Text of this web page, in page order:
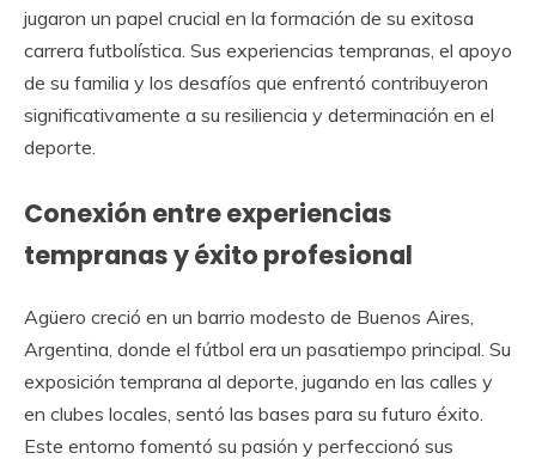
jugaron un papel crucial en la formación de su exitosa
carrera futbolística. Sus experiencias tempranas, el apoyo
de su familia y los desafíos que enfrentó contribuyeron
significativamente a su resiliencia y determinación en el
deporte.
Conexión entre experiencias
tempranas y éxito profesional
Agüero creció en un barrio modesto de Buenos Aires,
Argentina, donde el fútbol era un pasatiempo principal. Su
exposición temprana al deporte, jugando en las calles y
en clubes locales, sentó las bases para su futuro éxito.
Este entorno fomentó su pasión y perfeccionó sus